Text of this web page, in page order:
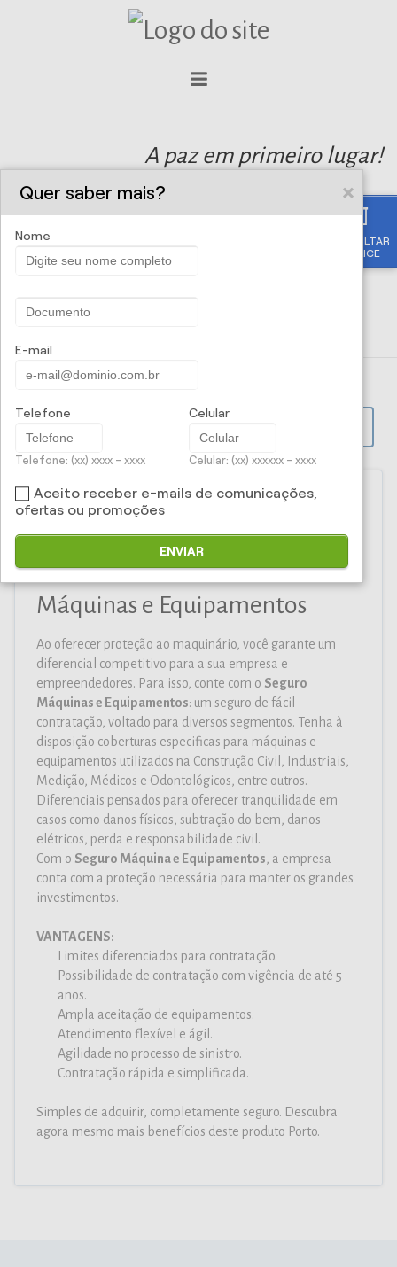
CONSULTAR
APÓLICE
A paz em primeiro lugar!
Iti Corretora e Administradora
de Seguros Ltda - Seguro
Máquinas e Equipamentos
Ao oferecer proteção ao maquinário, você garante um
diferencial competitivo para a sua empresa e
empreendedores. Para isso, conte com o Seguro
Máquinas e Equipamentos: um seguro de fácil
contratação, voltado para diversos segmentos. Tenha à
disposição coberturas especificas para máquinas e
equipamentos utilizados na Construção Civil, Industriais,
Medição, Médicos e Odontológicos, entre outros.
Diferenciais pensados para oferecer tranquilidade em
casos como danos físicos, subtração do bem, danos
elétricos, perda e responsabilidade civil.
Com o Seguro Máquina e Equipamentos , a empresa
conta com a proteção necessária para manter os grandes
investimentos.
VANTAGENS:
Limites diferenciados para contratação.
Possibilidade de contratação com vigência de até 5
anos.
Ampla aceitação de equipamentos.
Atendimento flexível e ágil.
Agilidade no processo de sinistro.
Contratação rápida e simplificada.
Simples de adquirir, completamente seguro. Descubra
agora mesmo mais benefícios deste produto Porto.
Quer saber mais?
Nome
E-mail
Telefone
Telefone: (xx) xxxx - xxxx
Celular
Celular: (xx) xxxxxx - xxxx
Aceito receber e-mails de comunicações,
ofertas ou promoções
ENVIAR